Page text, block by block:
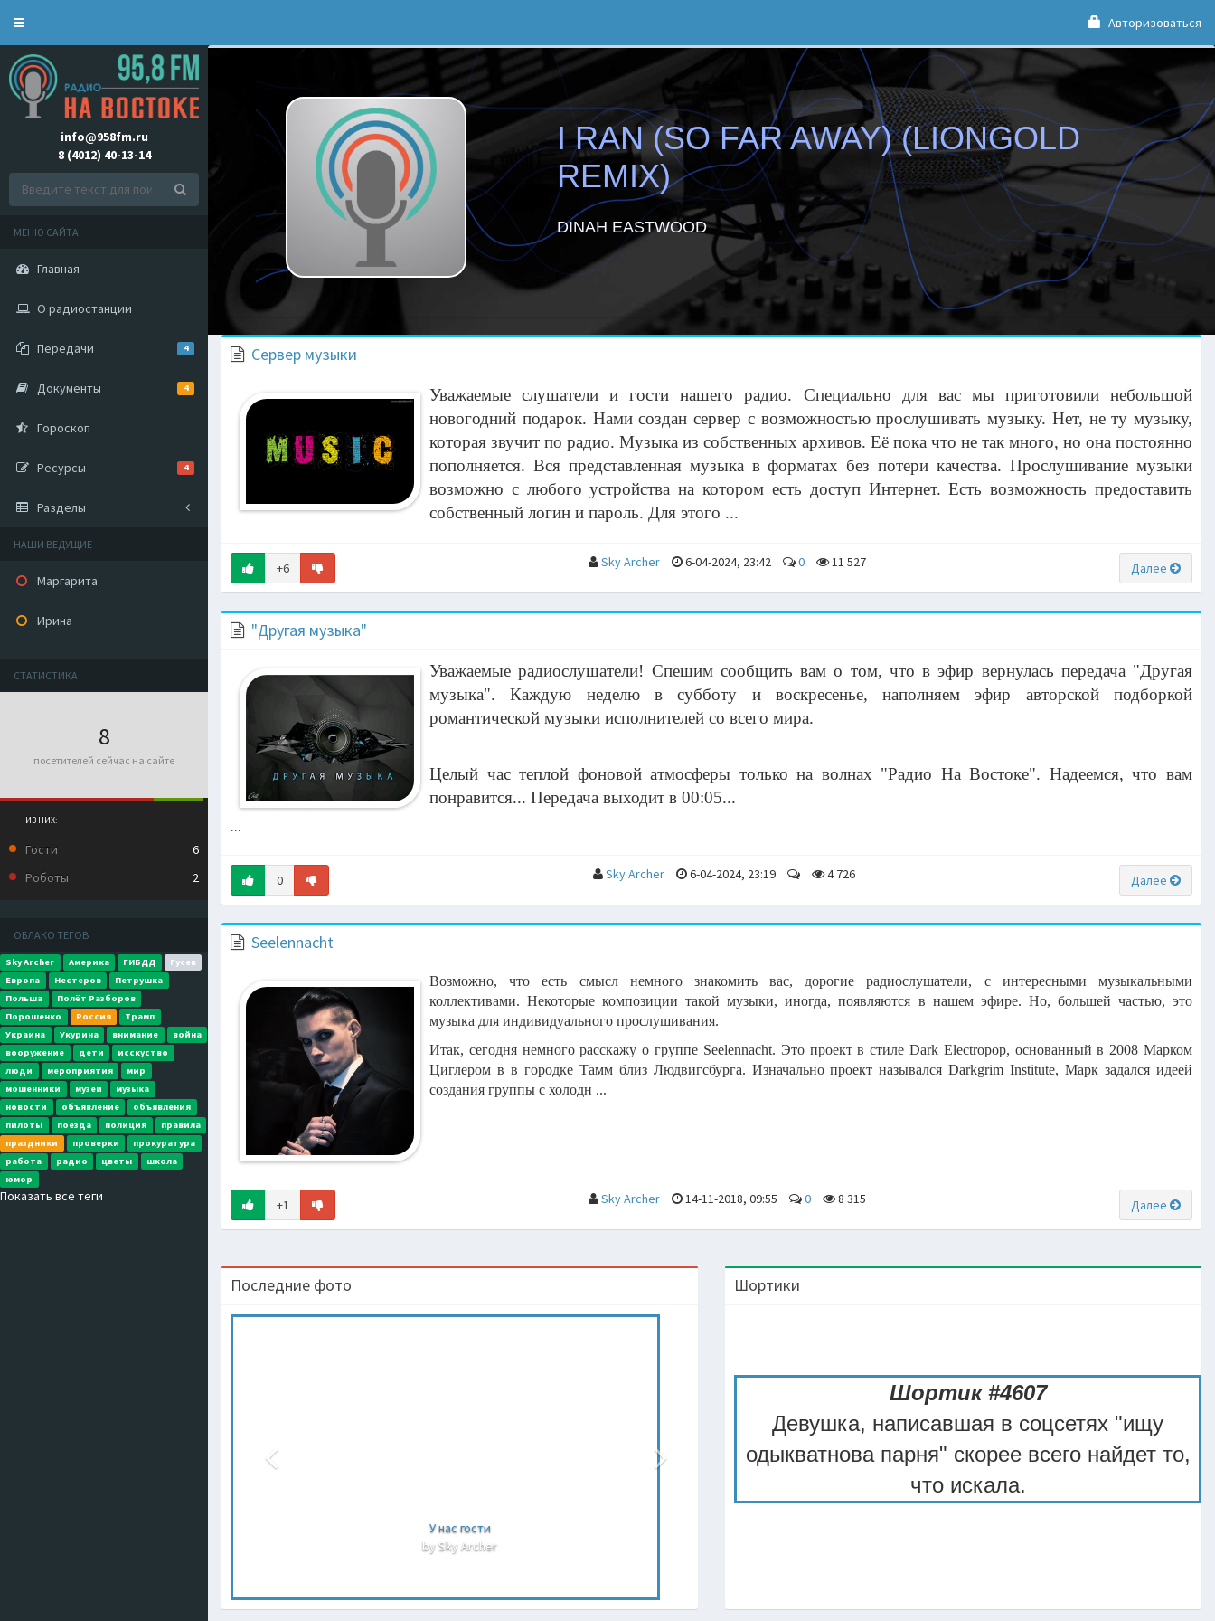
Toggle
Авторизоваться
info@958fm.ru
8 (4012) 40-13-14
МЕНЮ САЙТА
Главная
О радиостанции
Передачи 4
Документы 4
Гороскоп
Ресурсы 4
Разделы
НАШИ ВЕДУЩИЕ
Маргарита
Ирина
СТАТИСТИКА
8
посетителей сейчас на сайте
ИЗ НИХ:
Гости
6
Роботы
2
ОБЛАКО ТЕГОВ
Sky Archer Америка ГИБДД
Гусев
Европа
Нестеров
Петрушка
Польша
Полёт Разборов
Порошенко
Россия
Трамп
Украина
Укурина внимание
война
вооружение
дети
исскуство
люди
мероприятия
мир
мошенники
музеи
музыка
новости
объявление
объявления
пилоты
поезда полиция
правила
праздники
проверки
прокуратура
работа
радио цветы
школа
юмор
Показать все теги
I RAN (SO FAR AWAY) (LIONGOLD
REMIX)
DINAH EASTWOOD
Сервер музыки
Уважаемые слушатели и гости нашего радио. Специально для вас мы приготовили небольшой
новогодний подарок. Нами создан сервер с возможностью прослушивать музыку. Нет, не ту музыку,
которая звучит по радио. Музыка из собственных архивов. Её пока что не так много, но она постоянно
пополняется. Вся представленная музыка в форматах без потери качества. Прослушивание музыки
возможно с любого устройства на котором есть доступ Интернет. Есть возможность предоставить
собственный логин и пароль. Для этого ...
+6 Далее
Sky Archer 6-04-2024, 23:42 0 11 527
"Другая музыка"
Уважаемые радиослушатели! Спешим сообщить вам о том, что в эфир вернулась передача "Другая
музыка". Каждую неделю в субботу и воскресенье, наполняем эфир авторской подборкой
романтической музыки исполнителей со всего мира.
Целый час теплой фоновой атмосферы только на волнах "Радио На Востоке". Надеемся, что вам
понравится... Передача выходит в 00:05...
...
0 Далее
Sky Archer 6-04-2024, 23:19 4 726
Seelennacht
Возможно, что есть смысл немного знакомить вас, дорогие радиослушатели, с интересными музыкальными
коллективами. Некоторые композиции такой музыки, иногда, появляются в нашем эфире. Но, большей частью, это
музыка для индивидуального прослушивания.
Итак, сегодня немного расскажу о группе Seelennacht. Это проект в стиле Dark Electropop, основанный в 2008 Марком
Циглером в в городке Тамм близ Людвигсбурга. Изначально проект назывался Darkgrim Institute, Марк задался идеей
создания группы с холодн ...
+1 Далее
Sky Archer 14-11-2018, 09:55 0 8 315
Последние фото
У нас гости
by Sky Archer
Шортики
Шортик #4607
Девушка, написавшая в соцсетях "ищу
одыкватнова парня" скорее всего найдет то,
что искала.